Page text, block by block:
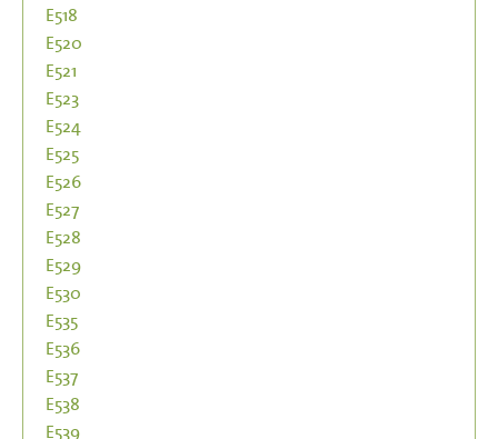
E518
E520
E521
E523
E524
E525
E526
E527
E528
E529
E530
E535
E536
E537
E538
E539